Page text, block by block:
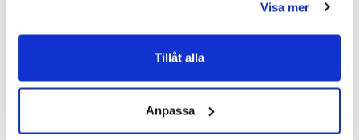
Visa mer
Tillåt alla
Anpassa